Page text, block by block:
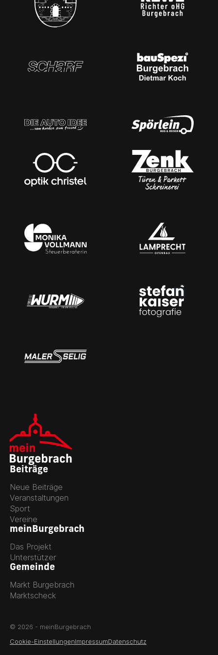
Beiträge
Neue Beiträge
Veranstaltungen
Sport
Vereine
meinBurgebrach
Das Projekt
Unterstützer
Gemeinde
Markt Burgebrach
Marktscheck
© 2026 - meinBurgebrach
Cookie-EinstellungenImpressumDatenschutz